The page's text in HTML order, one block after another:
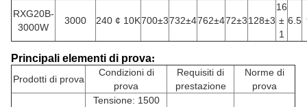
RXG20B-
3000W
3000 240 ¢ 10K700±3732±4762±472±3128±3
16
±
1
6.5
Principali elementi di prova:
Prodotti di prova
Condizioni di
prova
Requisiti di
prestazione
Norme di
prova
Tensione: 1500